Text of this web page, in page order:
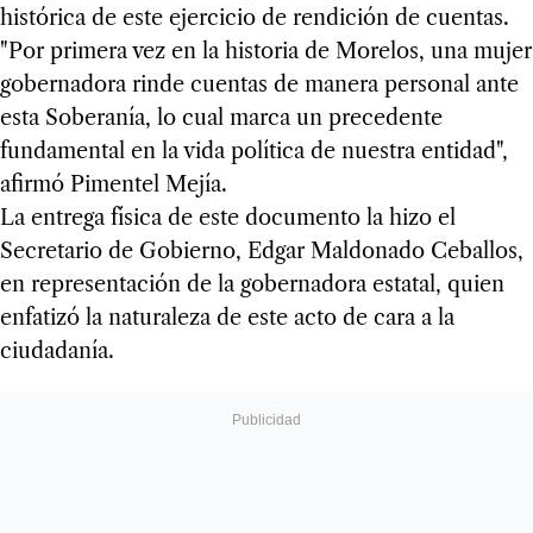
histórica de este ejercicio de rendición de cuentas.
"Por primera vez en la historia de Morelos, una mujer
gobernadora rinde cuentas de manera personal ante
esta Soberanía, lo cual marca un precedente
fundamental en la vida política de nuestra entidad",
afirmó Pimentel Mejía.
La entrega física de este documento la hizo el
Secretario de Gobierno, Edgar Maldonado Ceballos,
en representación de la gobernadora estatal, quien
enfatizó la naturaleza de este acto de cara a la
ciudadanía.